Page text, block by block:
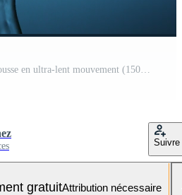
de l'eau qui coule et éclabousse en ultra-lent mouvement (1500 images par seconde) sur une surface réfléchissante - l'eau se déverse 097 Vidéo Gratuite
Suivre
gratuitAttribution nécessaire